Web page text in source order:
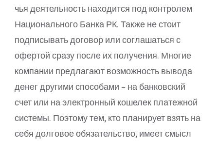
чья деятельность находится под контролем
Национального Банка РК. Также не стоит
подписывать договор или соглашаться с
офертой сразу после их получения. Многие
компании предлагают возможность вывода
денег другими способами – на банковский
счет или на электронный кошелек платежной
системы. Поэтому тем, кто планирует взять на
себя долговое обязательство, имеет смысл